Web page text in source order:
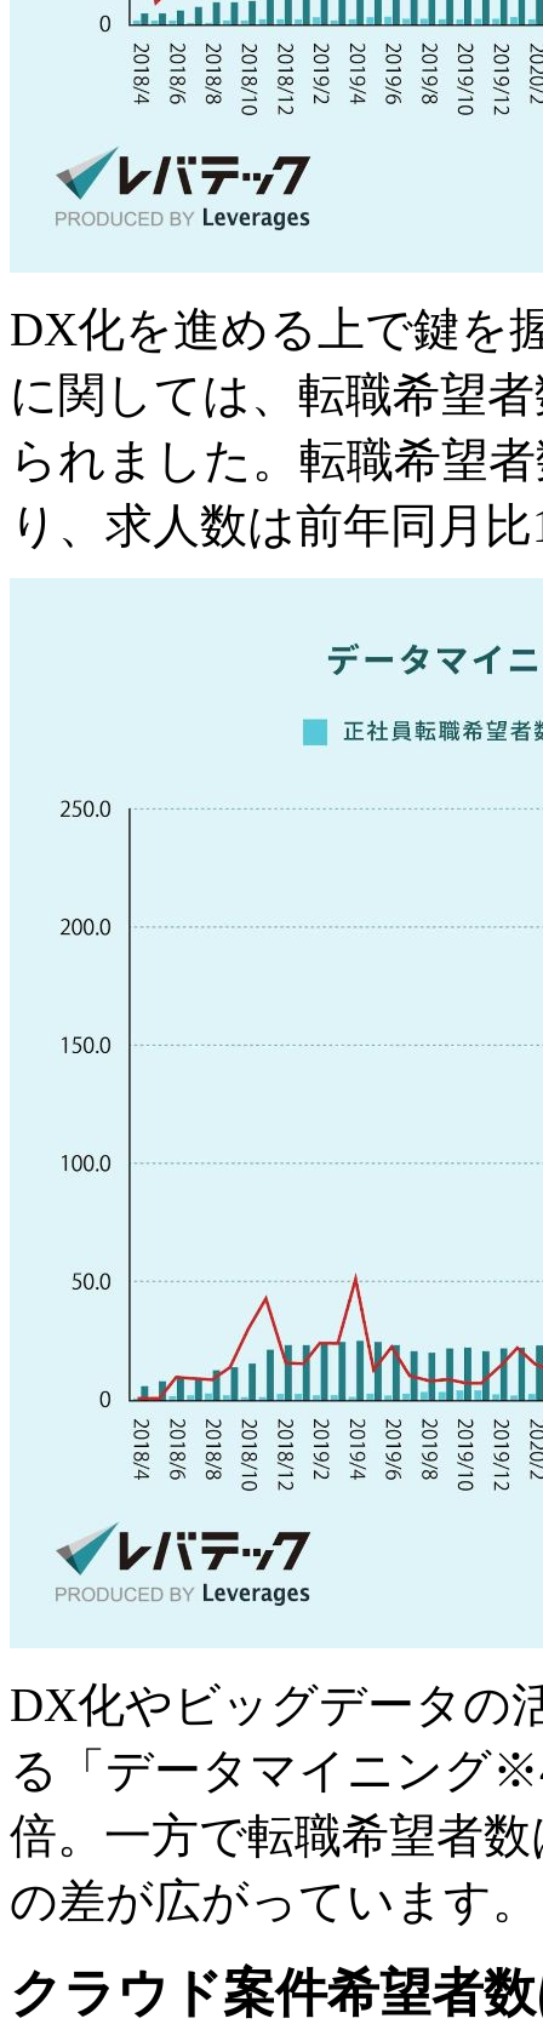
DX化を進める上で鍵を
に関しては、転職希望
られました。転職希望
り、求人数は前年同月
DX化やビッグデータの
る「データマイニング
倍。一方で転職希望者
の差が広がっています。
クラウド案件希望者